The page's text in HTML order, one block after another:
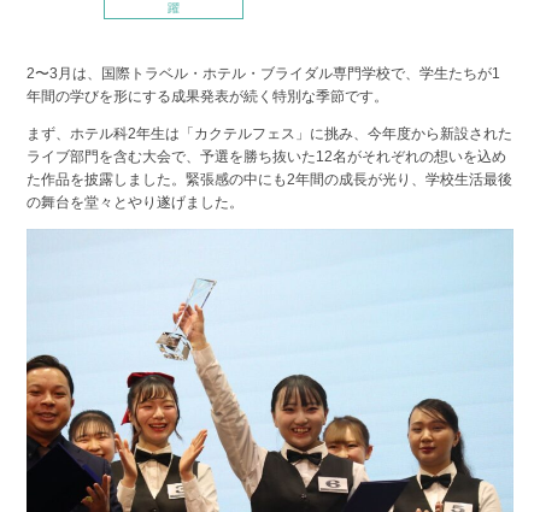
躍
2〜3月は、国際トラベル・ホテル・ブライダル専門学校で、学生たちが1
年間の学びを形にする成果発表が続く特別な季節です。
まず、ホテル科2年生は「カクテルフェス」に挑み、今年度から新設された
ライブ部門を含む大会で、予選を勝ち抜いた12名がそれぞれの想いを込め
た作品を披露しました。緊張感の中にも2年間の成長が光り、学校生活最後
の舞台を堂々とやり遂げました。